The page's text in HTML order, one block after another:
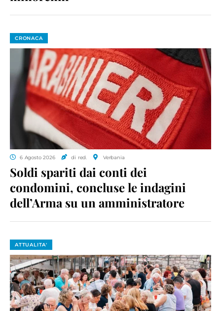
CRONACA
6 Agosto 2026 di red. Verbania
Soldi spariti dai conti dei
condomini, concluse le indagini
dell’Arma su un amministratore
ATTUALITA'